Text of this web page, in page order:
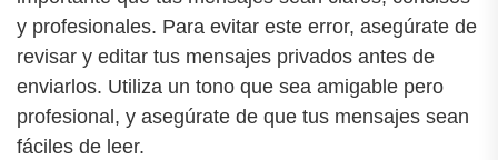
y profesionales. Para evitar este error, asegúrate de
revisar y editar tus mensajes privados antes de
enviarlos. Utiliza un tono que sea amigable pero
profesional, y asegúrate de que tus mensajes sean
fáciles de leer.